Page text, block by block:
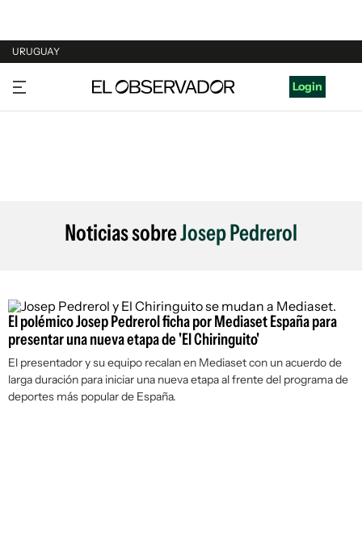
URUGUAY
URUGUAY
ARGENTINA
Login
Noticias sobreJosep Pedrerol
El polémico Josep Pedrerol ficha por Mediaset España para
presentar una nueva etapa de 'El Chiringuito'
El presentador y su equipo recalan en Mediaset con un acuerdo de
larga duración para iniciar una nueva etapa al frente del programa de
deportes más popular de España.